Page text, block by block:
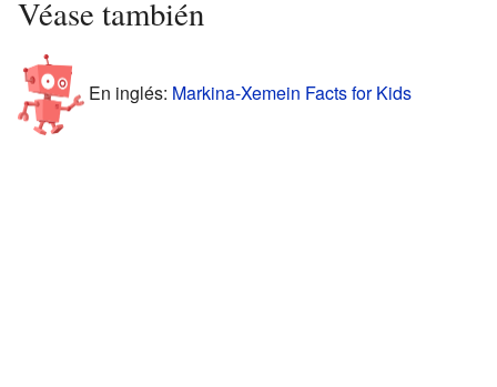
Véase también
En inglés: Markina-Xemein Facts for Kids